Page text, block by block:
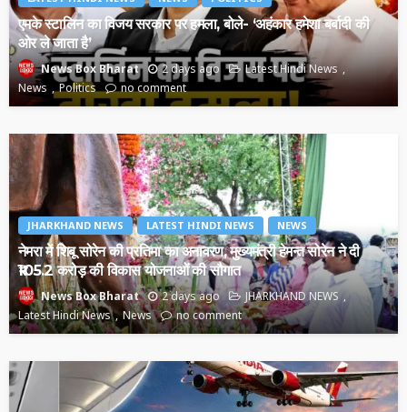
एमके स्टालिन का विजय सरकार पर हमला, बोले- ‘अहंकार हमेशा बर्बादी की
ओर ले जाता है’
News Box Bharat 2 days ago
Latest Hindi News
News
Politics no comment
JHARKHAND NEWS LATEST HINDI NEWS NEWS
नेमरा में शिबू सोरेन की प्रतिमा का अनावरण, मुख्यमंत्री हेमन्त सोरेन ने दी
₹105.2 करोड़ की विकास योजनाओं की सौगात
News Box Bharat 2 days ago
JHARKHAND NEWS
Latest Hindi News
News no comment